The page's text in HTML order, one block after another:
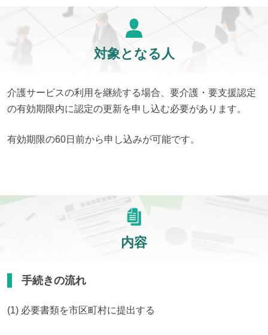
対象となる人
介護サービスの利用を継続する場合、要介護・要支援認定
の有効期限内に認定の更新を申し込む必要があります。
有効期限の60日前から申し込みが可能です。
内容
手続きの流れ
(1) 必要書類を市区町村に提出する